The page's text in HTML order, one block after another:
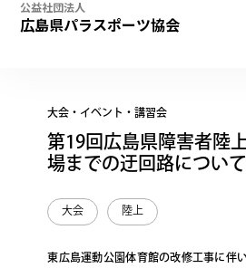
公益社団法人
広島県パラスポーツ協会
大会・イベント・講習会
第19回広島県障害者
場までの迂回路について
大会 陸上
東広島運動公園体育館の改修工事に伴